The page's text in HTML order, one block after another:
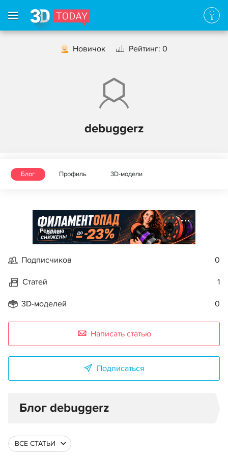
Новичок Рейтинг: 0
debuggerz
Блог Профиль 3D-модели
Реклама
Подписчиков 0
Статей 1
3D-моделей 0
Написать статью
Подписаться
Блог debuggerz
ВСЕ СТАТЬИ